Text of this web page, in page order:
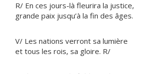
R/ En ces jours-là fleurira la justice,
grande paix jusqu’à la fin des âges.
V/ Les nations verront sa lumière
et tous les rois, sa gloire. R/